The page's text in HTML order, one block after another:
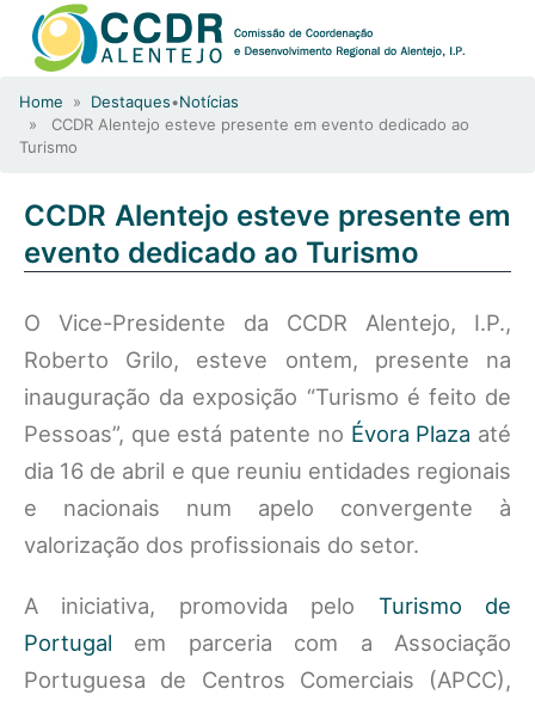
Home » Destaques•Notícias
» CCDR Alentejo esteve presente em evento dedicado ao
Turismo
CCDR Alentejo esteve presente em
evento dedicado ao Turismo
O Vice-Presidente da CCDR Alentejo, I.P.,
Roberto Grilo, esteve ontem, presente na
inauguração da exposição “Turismo é feito de
Pessoas”, que está patente no Évora Plaza até
dia 16 de abril e que reuniu entidades regionais
e nacionais num apelo convergente à
valorização dos profissionais do setor.
A iniciativa, promovida pelo Turismo de
Portugal em parceria com a Associação
Portuguesa de Centros Comerciais (APCC),